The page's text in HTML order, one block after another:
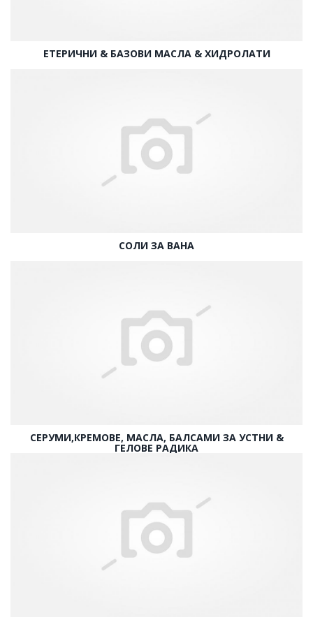
ЕТЕРИЧНИ & БАЗОВИ МАСЛА & ХИДРОЛАТИ
СОЛИ ЗА ВАНА
СЕРУМИ,КРЕМОВЕ, МАСЛА, БАЛСАМИ ЗА УСТНИ &
ГЕЛОВЕ РАДИКА